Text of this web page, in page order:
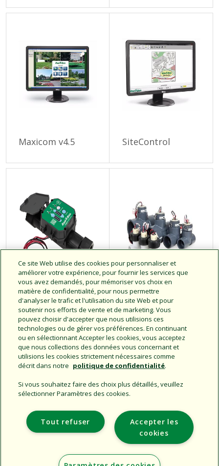
Maxicom v4.5 SiteControl
Sondes de débit à
ultrasons
Sondes de débit
de la série FS
Support
Entreprise
Sites Supplémentaires
Ce site Web utilise des cookies pour personnaliser et
améliorer votre expérience, pour fournir les services que
vous avez demandés, pour mémoriser vos choix en
matière de confidentialité, pour nous permettre
d'analyser le trafic et l'utilisation du site Web et pour
soutenir nos efforts de vente et de marketing. Vous
pouvez choisir d'accepter que nous utilisions ces
technologies ou de gérer vos préférences. En continuant
ou en sélectionnant Accepter les cookies, vous acceptez
que nous collections des données vous concernant et
utilisions les cookies strictement nécessaires comme
décrit dans notre politique de confidentialité.
Si vous souhaitez faire des choix plus détaillés, veuillez
sélectionner Paramètres des cookies.
Accepter les
cookies
Tout refuser